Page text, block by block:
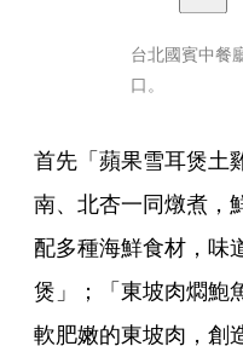
台北國賓中餐
口。
首先「蘋果雪耳煲土
南、北杏一同燉煮，
配多種海鮮食材，味
煲」；「東坡肉燜鮑
軟肥嫩的東坡肉，創